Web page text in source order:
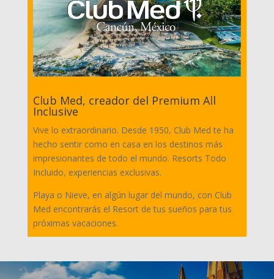
Club Med, creador del Premium All
Inclusive
Vive lo extraordinario. Desde 1950, Club Med te ha
hecho sentir como en casa en los destinos más
impresionantes de todo el mundo. Resorts Todo
Incluido, experiencias exclusivas.
Playa o Nieve, en algún lugar del mundo, con Club
Med encontrarás el Resort de tus sueños para tus
próximas vacaciones.